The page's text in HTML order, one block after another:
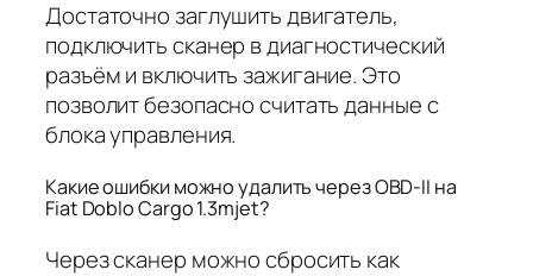
Достаточно заглушить двигатель,
подключить сканер в диагностический
разъём и включить зажигание. Это
позволит безопасно считать данные с
блока управления.
Какие ошибки можно удалить через OBD-II на
Fiat Doblo Cargo 1.3mjet?
Через сканер можно сбросить как